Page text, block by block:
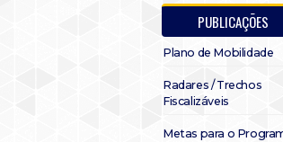
PUBLICAÇÕES
Plano de Mobilidade
Radares / Trechos
Fiscalizáveis
Metas para o